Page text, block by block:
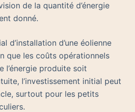
de la quantité d’énergie
donné.
d’installation d’une éolienne
que les coûts opérationnels
l’énergie produite soit
l’investissement initial peut
surtout pour les petits